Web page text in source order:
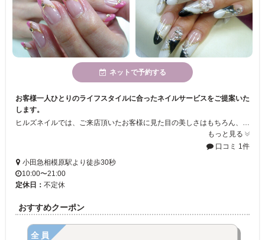
ネットで予約する
お客様一人ひとりのライフスタイルに合ったネイルサービスをご提案いた
します。
ヒルズネイルでは、ご来店頂いたお客様に見た目の美しさはもちろん、 毎日幸せな気持ちで過ごせる事を目標に、心掛けています。 「会社帰りに気軽に寄りたい・・・」 「時間をかけずキレイになりたい・・・」など・・。 大人気のbioジェルから、スカルプチャア、まつ毛カール、footケア などネイルサロンが初めての方でも詳しく説明しますので、安心して ご来店いただけます。従業員一同、お待ちしております
もっと見る
口コミ 1件
小田急相模原駅より徒歩30秒
10:00〜21:00
定休日： 不定休
おすすめクーポン
全員